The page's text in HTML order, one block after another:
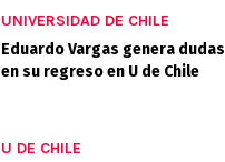
UNIVERSIDAD DE CHILE
Eduardo Vargas genera dudas
en su regreso en U de Chile
U DE CHILE